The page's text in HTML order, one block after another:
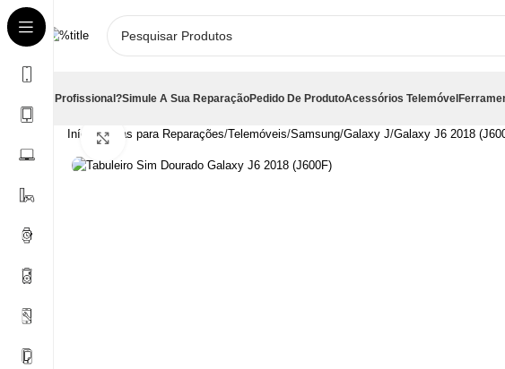
É Profissional?Simule A Sua ReparaçãoPedido De ProdutoAcessórios Telemóvel
Início Peças para Reparações Telemóveis Samsung Galaxy J Galaxy J6 2018
Clique para aumentar